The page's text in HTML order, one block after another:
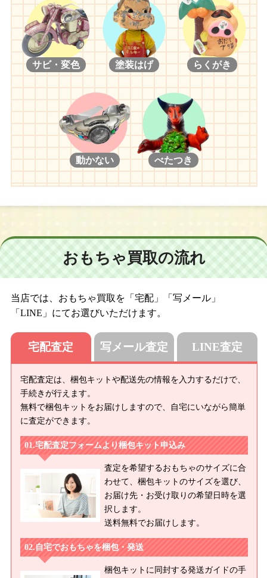
サビ・変色 塗装はげ らくがき
動かない べたつき
おもちゃ買取の流れ
当店では、おもちゃ買取を「宅配」「写メール」
「LINE」にてお選びいただけます。
宅配査定
宅配査定は、梱包キットや配送先の情報を入力するだけで、
手続きが行えます。
無料で梱包キットをお届けしますので、自宅にいながら簡単
に査定ができます。
宅配査定フォームより梱包キット申込み
査定を希望するおもちゃのサイズに合
わせて、梱包キットのサイズを選び、
お届け先・お受け取りの希望日時を選
択します。
送料無料でお届けします。
自宅でおもちゃを梱包・発送
梱包キットに同封する発送ガイドの手
写メール査定 LINE査定